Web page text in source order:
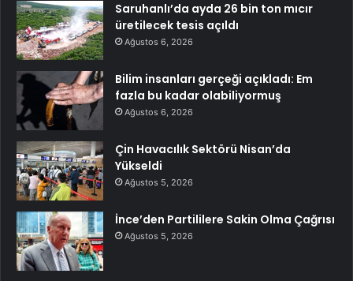
Saruhanlı’da ayda 26 bin ton mıcır
üretilecek tesis açıldı
Ağustos 6, 2026
Bilim insanları gerçeği açıkladı: Em
fazla bu kadar olabiliyormuş
Ağustos 6, 2026
Çin Havacılık Sektörü Nisan’da
Yükseldi
Ağustos 5, 2026
İnce’den Partililere Sakin Olma Çağrısı
Ağustos 5, 2026